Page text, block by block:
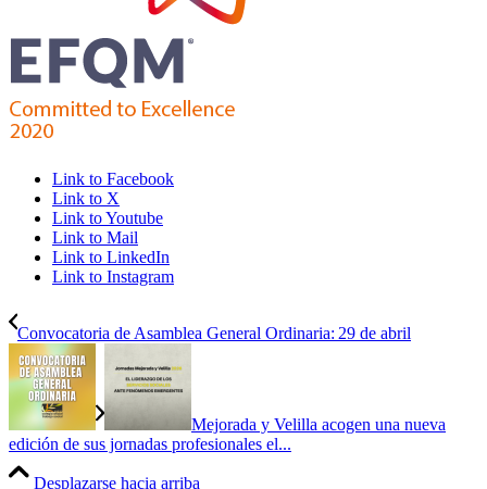
Link to Facebook
Link to X
Link to Youtube
Link to Mail
Link to LinkedIn
Link to Instagram
Convocatoria de Asamblea General Ordinaria: 29 de abril
Mejorada y Velilla acogen una nueva
edición de sus jornadas profesionales el...
Desplazarse hacia arriba